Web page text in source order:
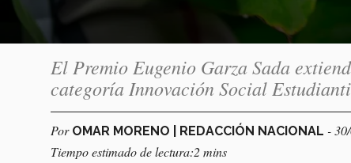
El Premio Eugenio Garza Sada
categoría Innovación Social
Por OMAR MORENO | REDACCIÓN NACIONAL -
Tiempo estimado de lectura:2 mins